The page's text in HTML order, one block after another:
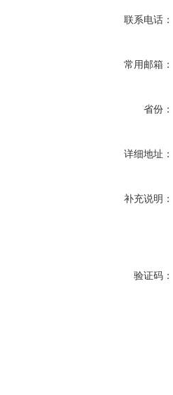
联系电话：
常用邮箱：
省份：
详细地址：
补充说明：
验证码：